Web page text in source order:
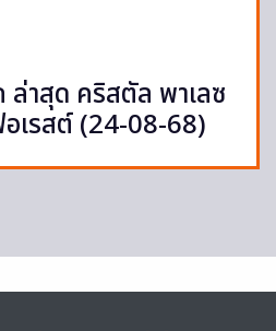
ล่าสุด คริสตัล พาเลซ
เรสต์ (24-08-68)